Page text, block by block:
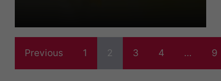
Previous 1 2 3 4 … 9